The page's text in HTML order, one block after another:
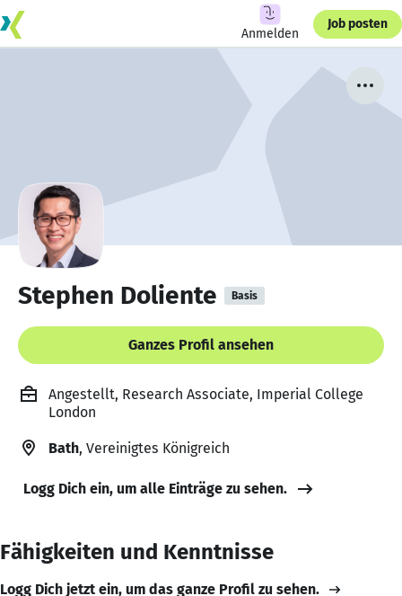
Anmelden
Job posten
Stephen Doliente Basis
Ganzes Profil ansehen
Angestellt, Research Associate, Imperial College
London
Bath, Vereinigtes Königreich
Logg Dich ein, um alle Einträge zu sehen.
Fähigkeiten und Kenntnisse
Logg Dich jetzt ein, um das ganze Profil zu sehen.